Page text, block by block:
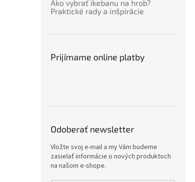
Ako vybrať ikebanu na hrob?
Praktické rady a inšpirácie
Prijímame online platby
Odoberať newsletter
Vložte svoj e-mail a my Vám budeme
zasielať informácie o nových produktoch
na našom e-shope.